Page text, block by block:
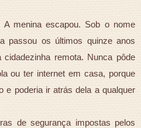
menina escapou. Sob o nome
passou os últimos quinze anos
remota. Nunca pôde
ou ter internet em casa, porque
e poderia ir atrás dela a qualquer
de segurança impostas pelos